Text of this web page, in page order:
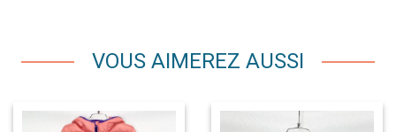
VOUS AIMEREZ AUSSI